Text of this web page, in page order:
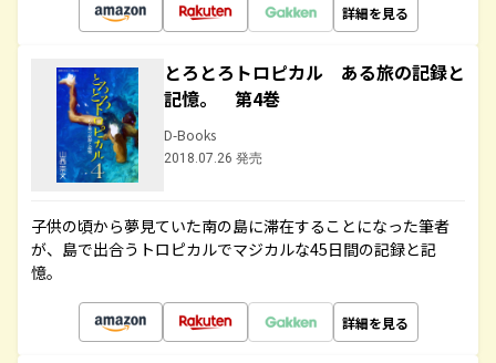
詳細を見る
とろとろトロピカル ある旅の記録と
記憶。 第4巻
D-Books
2018.07.26 発売
子供の頃から夢見ていた南の島に滞在することになった筆者
が、島で出合うトロピカルでマジカルな45日間の記録と記
憶。
詳細を見る